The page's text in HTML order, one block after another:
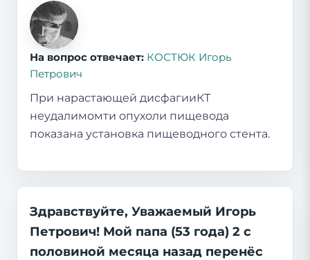
На вопрос отвечает: КОСТЮК Игорь
Петрович
При нарастающей дисфагииКТ
неудалимомти опухоли пищевода
показана установка пищеводного стента.
Здравствуйте, Уважаемый Игорь
Петрович! Мой папа (53 года) 2 с
половиной месяца назад перенёс